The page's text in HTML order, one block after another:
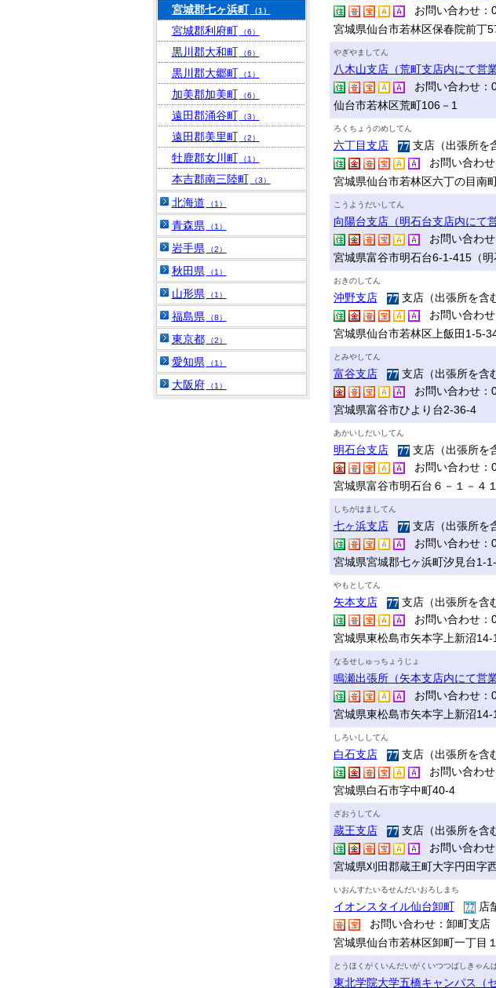
お問い合わせ：
宮城県仙台市若林区保春院前丁
やぎやましてん
八木山支店（荒町支店内にて営業
お問い合わせ：
仙台市若林区荒町106－1
ろくちょうのめしてん
六丁目支店
支店（出張所を
お問い合わ
宮城県仙台市若林区六丁の目南
こうようだいしてん
向陽台支店（明石台支店内にて営
お問い合わ
宮城県富谷市明石台6-1-415（明
おきのしてん
沖野支店
支店（出張所を含
お問い合わ
宮城県仙台市若林区上飯田1-5-
とみやしてん
富谷支店
支店（出張所を含
お問い合わせ：
宮城県富谷市ひより台2-36-4
あかいしだいしてん
明石台支店
支店（出張所を
お問い合わせ：
宮城県富谷市明石台６－１－４
しちがはましてん
七ヶ浜支店
支店（出張所を
お問い合わせ：
宮城県宮城郡七ヶ浜町汐見台1-
やもとしてん
矢本支店
支店（出張所を含
お問い合わせ：
宮城県東松島市矢本字上新沼14-1
なるせしゅっちょうじょ
鳴瀬出張所（矢本支店内にて営業
お問い合わせ：
宮城県東松島市矢本字上新沼14-1
しろいししてん
白石支店
支店（出張所を含
お問い合わ
宮城県白石市字中町40-4
ざおうしてん
蔵王支店
支店（出張所を含
お問い合わ
宮城県刈田郡蔵王町大字円田字
いおんすたいるせんだいおろしまち
イオンスタイル仙台卸町
店
お問い合わせ：卸町支店
宮城県仙台市若林区卸町一丁目
とうほくがくいんだいがくいつつばしきゃん
東北学院大学五橋キャンパス（
宮城郡七ヶ浜町 （1）
宮城郡利府町 （6）
黒川郡大和町 （6）
黒川郡大郷町 （1）
加美郡加美町 （6）
遠田郡涌谷町 （3）
遠田郡美里町 （2）
牡鹿郡女川町 （1）
本吉郡南三陸町 （3）
北海道 （1）
青森県 （1）
岩手県 （2）
秋田県 （1）
山形県 （1）
福島県 （8）
東京都 （2）
愛知県 （1）
大阪府 （1）